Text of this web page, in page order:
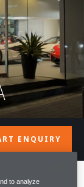
ENQUIRY
to analyze